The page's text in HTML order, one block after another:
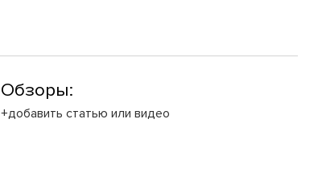
Обзоры:
+добавить статью или видео